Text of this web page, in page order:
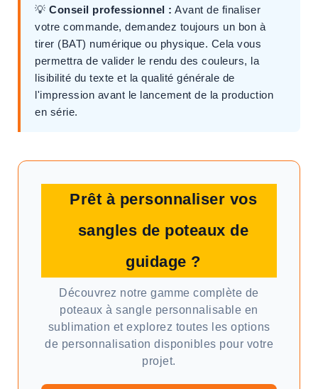
💡 Conseil professionnel : Avant de finaliser
votre commande, demandez toujours un bon à
tirer (BAT) numérique ou physique. Cela vous
permettra de valider le rendu des couleurs, la
lisibilité du texte et la qualité générale de
l'impression avant le lancement de la production
en série.
Prêt à personnaliser vos
sangles de poteaux de
guidage ?
Découvrez notre gamme complète de
poteaux à sangle personnalisable en
sublimation et explorez toutes les options
de personnalisation disponibles pour votre
projet.